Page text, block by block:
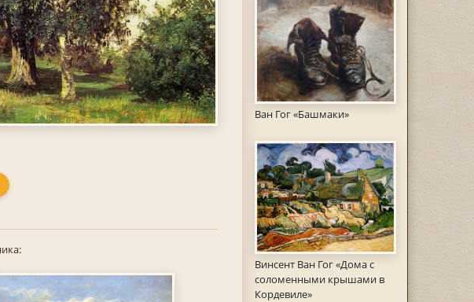
Ван Гог «Башмаки»
Винсент Ван Гог «Дома с
соломенными крышами в
Кордевиле»